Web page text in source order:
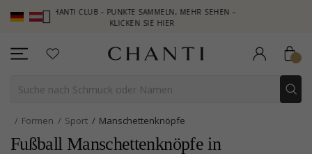
CHANTI CLUB – PUNKTE SAMMELN, MEHR SEHEN –
KLICKEN SIE HIER
Formen Sport Manschettenknöpfe
Fußball Manschettenknöpfe in